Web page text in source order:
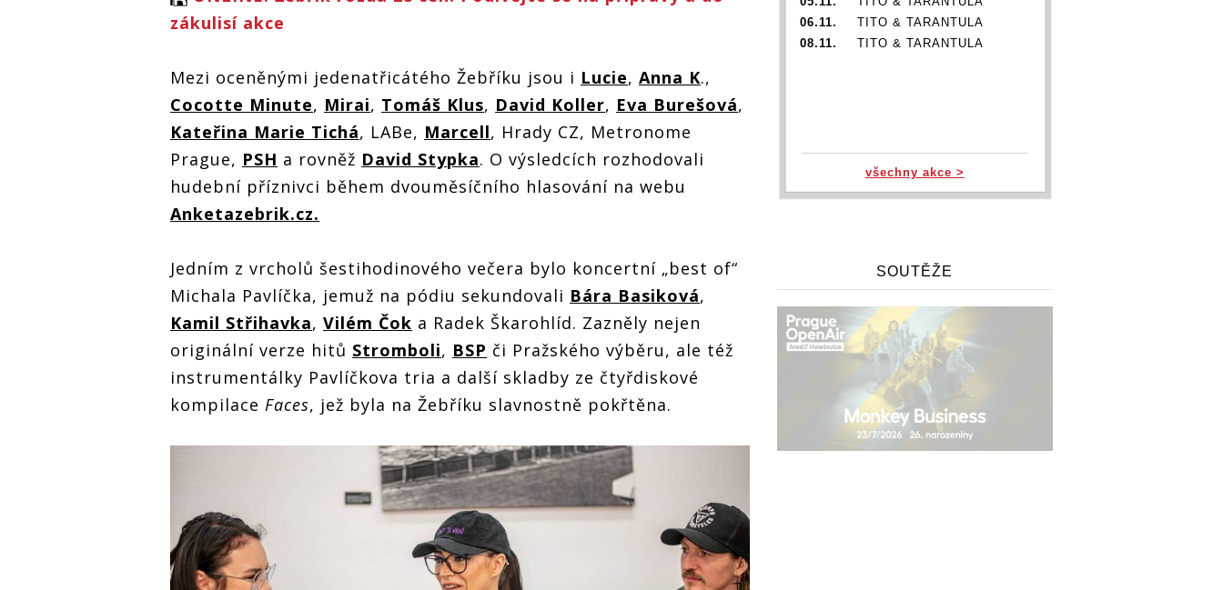
zákulisí akce
Mezi oceněnými jedenatřicátého Žebříku jsou i Lucie, Anna K.,
Cocotte Minute, Mirai, Tomáš Klus, David Koller, Eva Burešová,
Kateřina Marie Tichá, LABe, Marcell, Hrady CZ, Metronome
Prague, PSH a rovněž David Stypka. O výsledcích rozhodovali
hudební příznivci během dvouměsíčního hlasování na webu
Anketazebrik.cz.
Jedním z vrcholů šestihodinového večera bylo koncertní „best of“
Michala Pavlíčka, jemuž na pódiu sekundovali Bára Basiková,
Kamil Střihavka, Vilém Čok a Radek Škarohlíd. Zazněly nejen
originální verze hitů Stromboli, BSP či Pražského výběru, ale též
instrumentálky Pavlíčkova tria a další skladby ze čtyřdiskové
kompilace Faces, jež byla na Žebříku slavnostně pokřtěna.
06.11.
TITO & TARANTULA
08.11.
TITO & TARANTULA
všechny akce >
SOUTĚŽE